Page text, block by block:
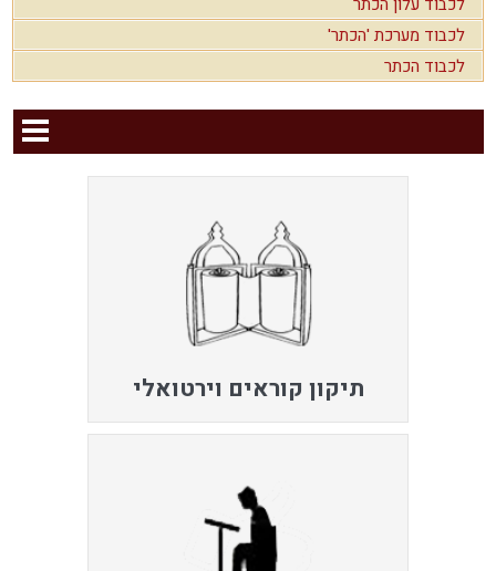
לכבוד מערכת 'הכתר'
לכבוד הכתר
תיקון קוראים וירטואלי